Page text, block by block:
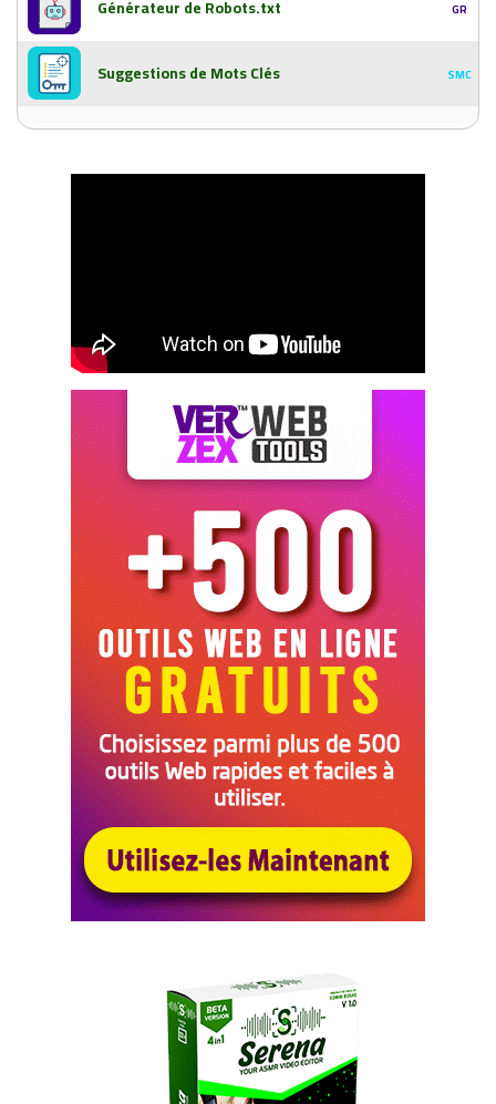
Générateur de Robots.txt GR
Suggestions de Mots Clés SMC